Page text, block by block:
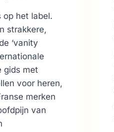
op het label.
strakkere,
‘vanity
gids met
voor heren,
merken
van